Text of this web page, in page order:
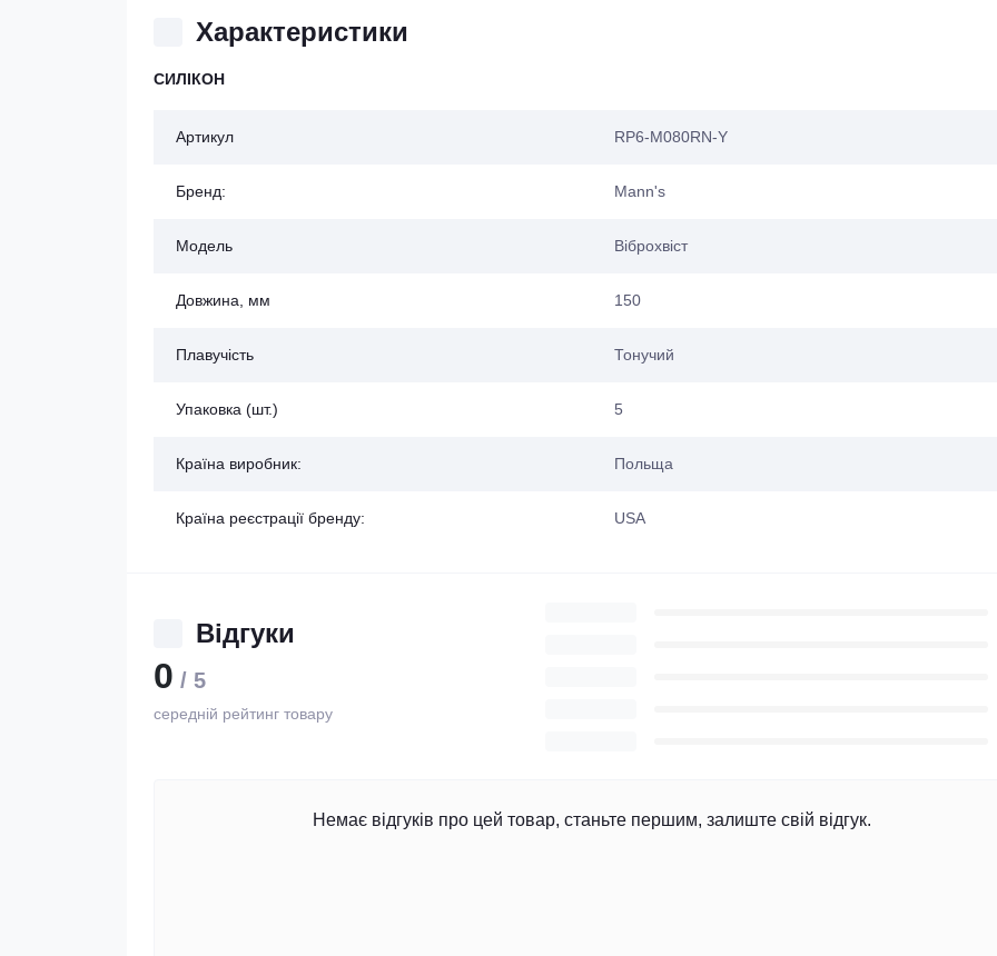
Характеристики
СИЛІКОН
Артикул RP6-M080RN-Y
Бренд: Mann's
Модель Віброхвіст
Довжина, мм 150
Плавучість Тонучий
Упаковка (шт.) 5
Країна виробник: Польща
Країна реєстрації бренду: USA
Відгуки
0 / 5
середній рейтинг товару
Немає відгуків про цей товар, станьте першим, залиште свій відгук.